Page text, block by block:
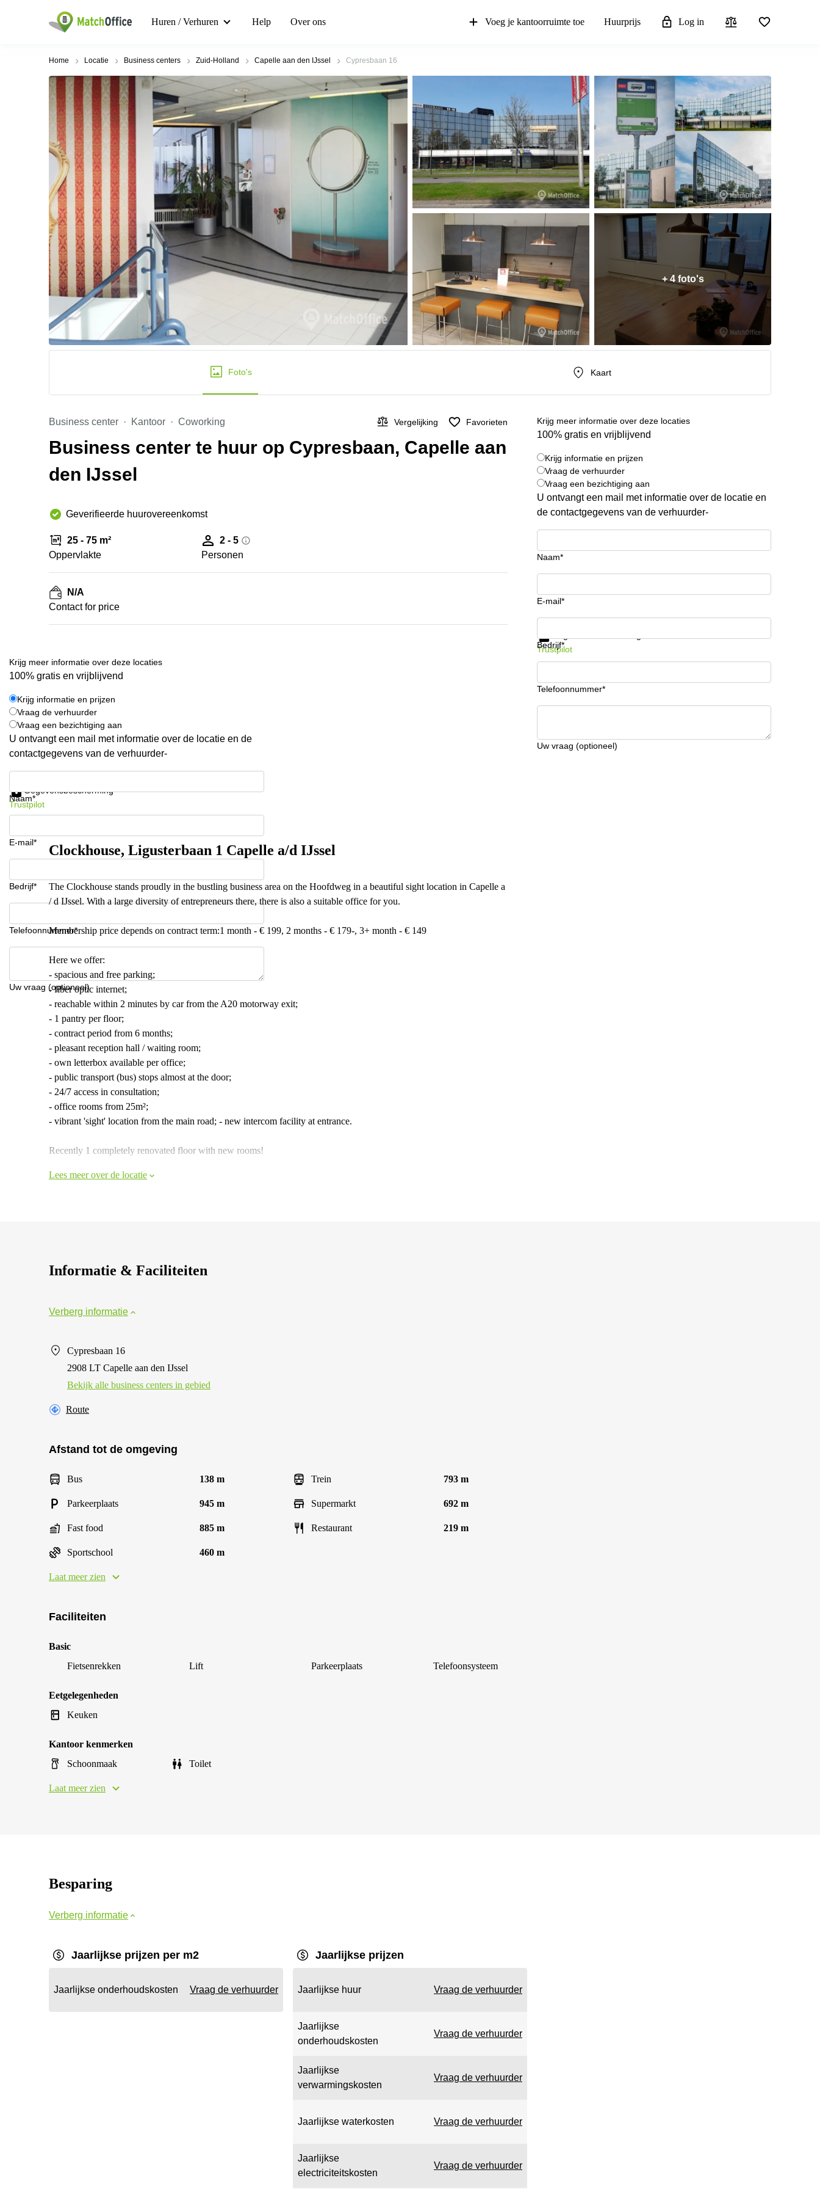
Huren / Verhuren Help Over ons Voeg je kantoorruimte toe Huurprijs Log in
Home Locatie Business centers Zuid-Holland Capelle aan den IJssel Cypresbaan 16
+ 4 foto's
Foto's Kaart
Business center Kantoor Coworking Vergelijking Favorieten
Business center te huur op Cypresbaan, Capelle aan
den IJssel
Geverifieerde huurovereenkomst
25 - 75 m²
Oppervlakte
2 - 5
Personen
N/A
Contact for price
Krijg meer informatie over deze locaties
100% gratis en vrijblijvend
Krijg informatie en prijzen
Vraag de verhuurder
Vraag een bezichtiging aan
U ontvangt een mail met informatie over de locatie en
de contactgegevens van de verhuurder-
Naam*
E-mail*
Bedrijf*
Telefoonnummer*
Uw vraag (optioneel)
Krijg informatie en prijzen
Trustpilot
Krijg meer informatie over deze locaties
100% gratis en vrijblijvend
Krijg informatie en prijzen
Vraag de verhuurder
Vraag een bezichtiging aan
U ontvangt een mail met informatie over de locatie en de
contactgegevens van de verhuurder-
Naam*
E-mail*
Bedrijf*
Telefoonnummer*
Uw vraag (optioneel)
Gegevensbescherming
Trustpilot
Clockhouse, Ligusterbaan 1 Capelle a/d IJssel
The Clockhouse stands proudly in the bustling business area on the Hoofdweg in a beautiful sight location in Capelle a
/ d IJssel. With a large diversity of entrepreneurs there, there is also a suitable office for you.
Membership price depends on contract term:1 month - € 199, 2 months - € 179-, 3+ month - € 149
Here we offer:
- spacious and free parking;
- fiber optic internet;
- reachable within 2 minutes by car from the A20 motorway exit;
- 1 pantry per floor;
- contract period from 6 months;
- pleasant reception hall / waiting room;
- own letterbox available per office;
- public transport (bus) stops almost at the door;
- 24/7 access in consultation;
- office rooms from 25m²;
- vibrant 'sight' location from the main road; - new intercom facility at entrance.
Recently 1 completely renovated floor with new rooms!
Lees meer over de locatie
Informatie & Faciliteiten
Verberg informatie
Cypresbaan 16
2908 LT Capelle aan den IJssel
Bekijk alle business centers in gebied
Route
Afstand tot de omgeving
Bus 138 m Trein 793 m
Parkeerplaats 945 m Supermarkt 692 m
Fast food 885 m Restaurant 219 m
Sportschool 460 m
Laat meer zien
Faciliteiten
Basic
Fietsenrekken
Lift Parkeerplaats Telefoonsysteem
Eetgelegenheden
Keuken
Kantoor kenmerken
Schoonmaak
Toilet
Laat meer zien
Besparing
Verberg informatie
Jaarlijkse prijzen per m2
Jaarlijkse onderhoudskosten Vraag de verhuurder
Jaarlijkse prijzen
Jaarlijkse huur Vraag de verhuurder
Jaarlijkse
onderhoudskosten
Vraag de verhuurder
Jaarlijkse
verwarmingskosten
Vraag de verhuurder
Jaarlijkse waterkosten Vraag de verhuurder
Jaarlijkse
electriciteitskosten
Vraag de verhuurder